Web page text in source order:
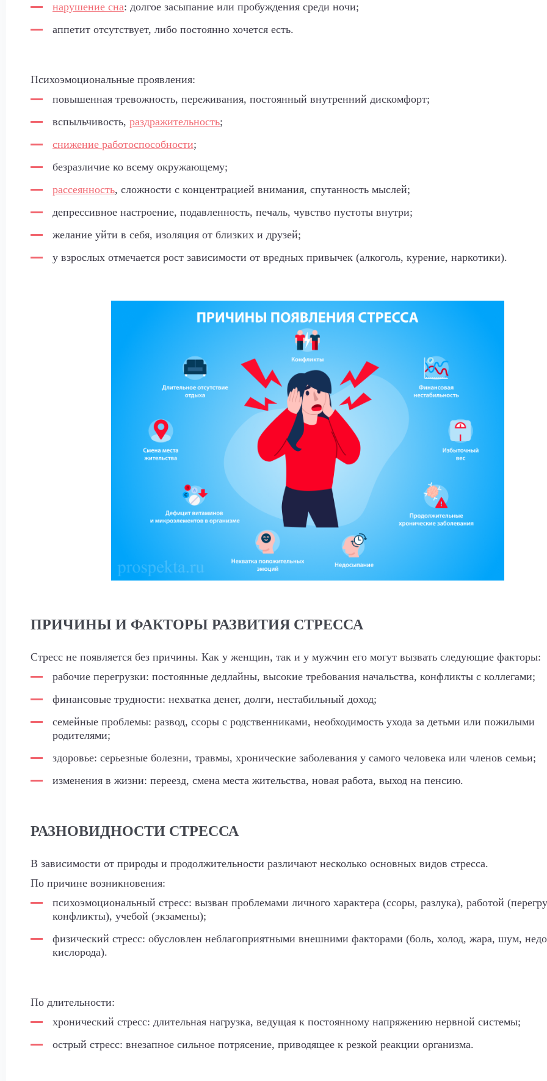
нарушение сна: долгое засыпание или пробуждения среди ночи;
аппетит отсутствует, либо постоянно хочется есть.
Психоэмоциональные проявления:
повышенная тревожность, переживания, постоянный внутренний дискомфорт;
вспыльчивость, раздражительность;
снижение работоспособности;
безразличие ко всему окружающему;
рассеянность, сложности с концентрацией внимания, спутанность мыслей;
депрессивное настроение, подавленность, печаль, чувство пустоты внутри;
желание уйти в себя, изоляция от близких и друзей;
у взрослых отмечается рост зависимости от вредных привычек (алкоголь, курение, наркотики).
ПРИЧИНЫ И ФАКТОРЫ РАЗВИТИЯ СТРЕССА
Стресс не появляется без причины. Как у женщин, так и у мужчин его могут вызвать следующие факторы:
рабочие перегрузки: постоянные дедлайны, высокие требования начальства, конфликты с коллегами;
финансовые трудности: нехватка денег, долги, нестабильный доход;
семейные проблемы: развод, ссоры с родственниками, необходимость ухода за детьми или пожилыми
родителями;
здоровье: серьезные болезни, травмы, хронические заболевания у самого человека или членов семьи;
изменения в жизни: переезд, смена места жительства, новая работа, выход на пенсию.
РАЗНОВИДНОСТИ СТРЕССА
В зависимости от природы и продолжительности различают несколько основных видов стресса.
По причине возникновения:
психоэмоциональный стресс: вызван проблемами личного характера (ссоры, разлука), работой
конфликты), учебой (экзамены);
физический стресс: обусловлен неблагоприятными внешними факторами (боль, холод, жара, шум,
кислорода).
По длительности:
хронический стресс: длительная нагрузка, ведущая к постоянному напряжению нервной системы;
острый стресс: внезапное сильное потрясение, приводящее к резкой реакции организма.